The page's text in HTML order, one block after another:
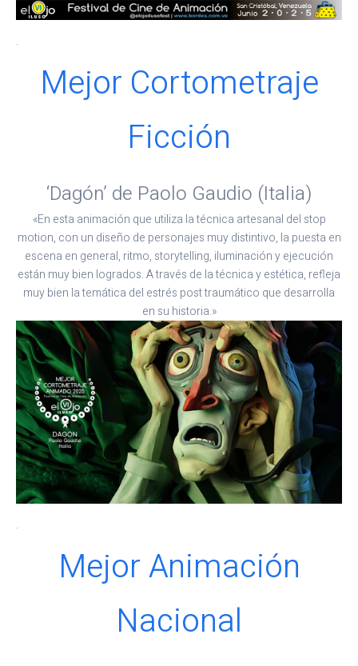
.
Mejor Cortometraje
Ficción
‘Dagón’ de Paolo Gaudio (Italia)
«En esta animación que utiliza la técnica artesanal del stop
motion, con un diseño de personajes muy distintivo, la puesta en
escena en general, ritmo, storytelling, iluminación y ejecución
están muy bien logrados. A través de la técnica y estética, refleja
muy bien la temática del estrés post traumático que desarrolla
en su historia.»
.
Mejor Animación
Nacional